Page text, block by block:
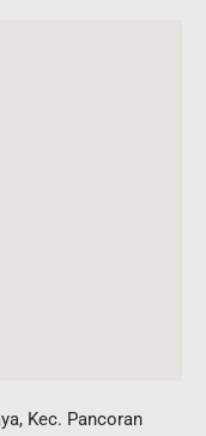
Kec. Pancoran